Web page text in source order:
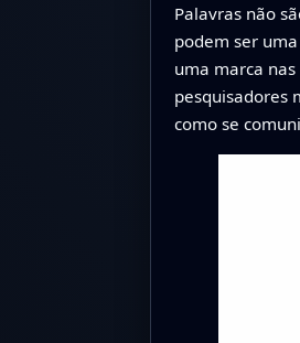
Palavras não
podem ser
uma marca
pesquisadores
como se